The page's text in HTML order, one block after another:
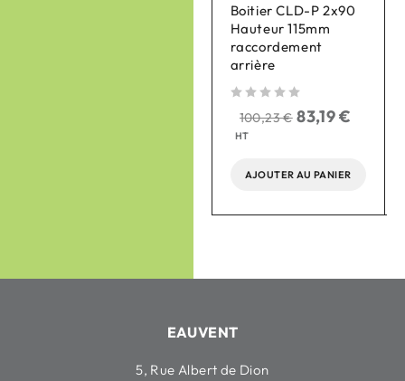
Boitier CLD-P 2x90
Hauteur 115mm
raccordement
arrière
100,23€ 83,19€
HT
AJOUTER AU PANIER
EAUVENT
5, Rue Albert de Dion